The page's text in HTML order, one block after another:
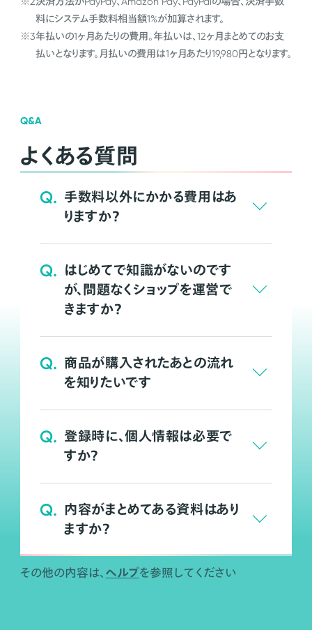
料にシステム手数料相当額1%が加算されます。
※3年払いの1ヶ月あたりの費用。年払いは、12ヶ月まとめてのお支
払いとなります。月払いの費用は1ヶ月あたり19,980円となります。
Q&A
よくある質問
Q. 手数料以外にかかる費用はあ
りますか？
Q. はじめてで知識がないのです
が、問題なくショップを運営で
きますか？
Q. 商品が購入されたあとの流れ
を知りたいです
Q. 登録時に、個人情報は必要で
すか？
Q. 内容がまとめてある資料はあり
ますか？
その他の内容は、 ヘルプを参照してください